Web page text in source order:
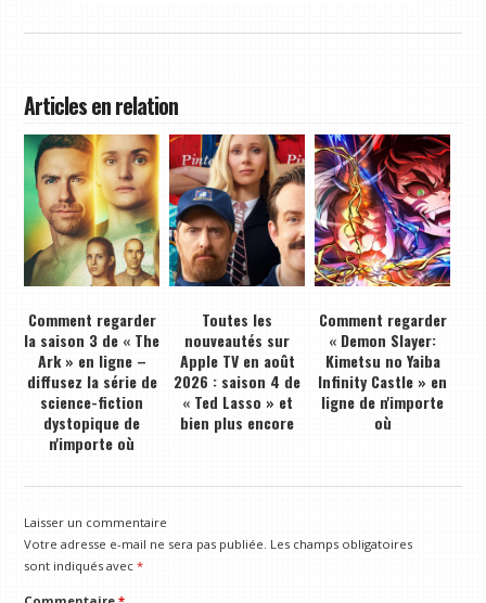
Articles en relation
Comment regarder
la saison 3 de « The
Ark » en ligne –
diffusez la série de
science-fiction
dystopique de
n'importe où
Toutes les
nouveautés sur
Apple TV en août
2026 : saison 4 de
« Ted Lasso » et
bien plus encore
Comment regarder
« Demon Slayer:
Kimetsu no Yaiba
Infinity Castle » en
ligne de n'importe
où
Laisser un commentaire
Votre adresse e-mail ne sera pas publiée. Les champs obligatoires
sont indiqués avec*